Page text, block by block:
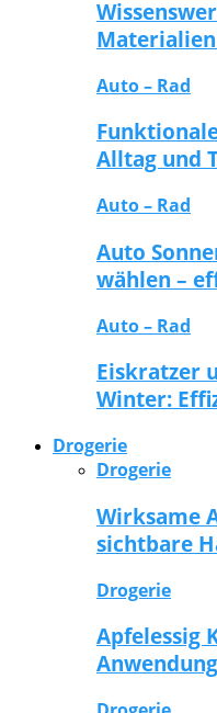
Auto – Rad
Alltag und
Auto – Rad
Auto
wählen –
Auto – Rad
Eiskratzer
Winter:
Drogerie
Drogerie
Wirksame
sichtbare
Drogerie
Apfelessig